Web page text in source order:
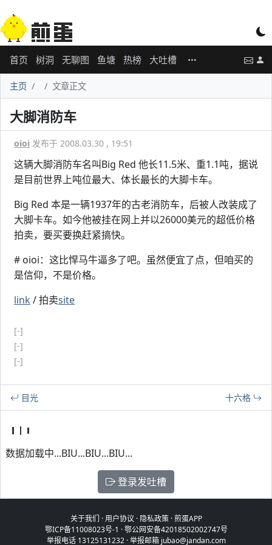
首页 树洞 无聊图 鱼塘 热榜 大吐槽
主页 文章正文
大脚消防车
oioi 发布于 2008.03.30 , 19:51
这辆大脚消防车名叫Big Red 他长11.5米、重1.1吨，据说
是目前世界上吨位最大、体长最长的大脚卡车。
Big Red 本是一辆1937年的古老消防车，后被人改装成了
大脚卡车。如今他被挂在网上并以26000美元的超低价格
拍卖，要买要换赶紧搞快。
# oioi：这比悍马牛逼多了吧。虽然便宜了点，但咱买的
是信仰，不是价格。
link/ 拍卖site
[-]
[-]
[-]
目光 十六格
数据加载中...BIU...BIU...BIU...
登录发吐槽
关于我们 ·用户协议 · 隐私政策·煎蛋APP
鄂ICP备11008023号-1 ·鄂公网安备42018502002747号
举报电话 13125131232 · 举报邮箱 jubao@jandan.com